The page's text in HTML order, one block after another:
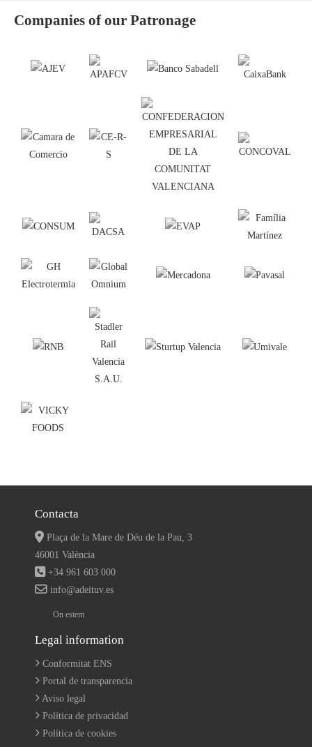
Companies of our Patronage
Contacta
Plaça de la Mare de Déu de la Pau, 3
46001 València
+34 961 603 000
info@adeituv.es
On estem
Legal information
Conformitat ENS
Portal de transparencia
Aviso legal
Política de privacidad
Política de cookies